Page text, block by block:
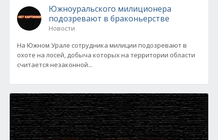
Южноуральского милиционера
подозревают в браконьерстве
Новости
На Южном Урале сотрудника милиции подозревают в
охоте на лосей, добыча которых на территории области
считается незаконной...